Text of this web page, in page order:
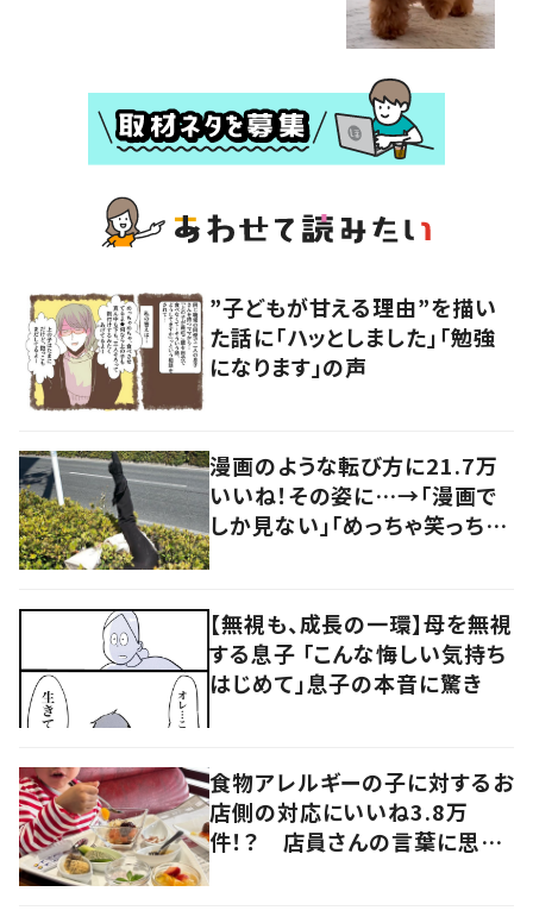
”子どもが甘える理由”を描い
た話に「ハッとしました」「勉強
になります」の声
漫画のような転び方に21.7万
いいね！その姿に…→「漫画で
しか見ない」「めっちゃ笑っちゃ
【無視も、成長の一環】母を無視
する息子 「こんな悔しい気持ち
はじめて」息子の本音に驚き
食物アレルギーの子に対するお
店側の対応にいいね3.8万
件！？ 店員さんの言葉に思わ